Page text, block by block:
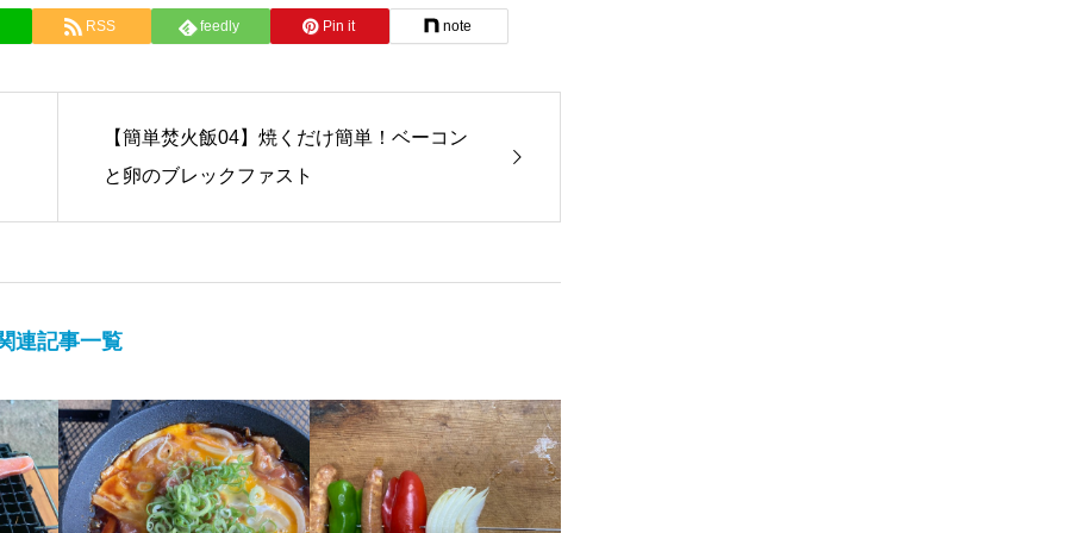
RSS feedly Pin it note
【簡単焚火飯04】焼くだけ簡単！ベーコン
と卵のブレックファスト
連記事一覧